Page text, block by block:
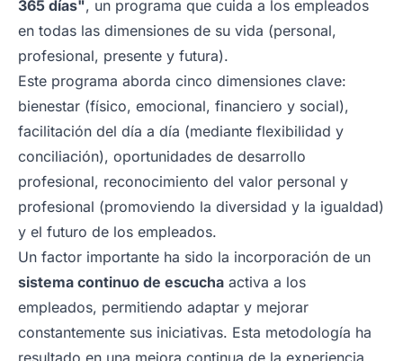
365 días", un programa que cuida a los empleados
en todas las dimensiones de su vida (personal,
profesional, presente y futura).
Este programa aborda cinco dimensiones clave:
bienestar (físico, emocional, financiero y social),
facilitación del día a día (mediante flexibilidad y
conciliación), oportunidades de desarrollo
profesional, reconocimiento del valor personal y
profesional (promoviendo la diversidad y la igualdad)
y el futuro de los empleados.
Un factor importante ha sido la incorporación de un
sistema continuo de escucha activa a los
empleados, permitiendo adaptar y mejorar
constantemente sus iniciativas. Esta metodología ha
resultado en una mejora continua de la experiencia